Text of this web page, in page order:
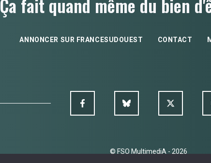
Ça fait quand même du bien
ANNONCER SUR FRANCESUDOUEST CONTACT
© FSO MultimediA - 2026